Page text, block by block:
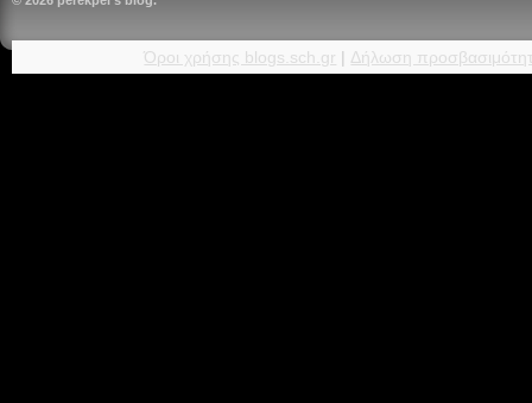
Όροι χρήσης blogs.sch.gr | Δήλωση